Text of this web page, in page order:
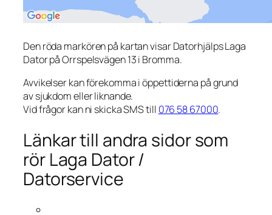
Den röda markören på kartan visar Datorhjälps Laga
Dator på Orrspelsvägen 13 i Bromma.
Avvikelser kan förekomma i öppettiderna på grund
av sjukdom eller liknande.
Vid frågor kan ni skicka SMS till 076 58 67000.
Länkar till andra sidor som
rör Laga Dator /
Datorservice